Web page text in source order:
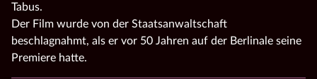
Tabus.
Der Film wurde von der Staatsanwaltschaft
beschlagnahmt, als er vor 50 Jahren auf der Berlinale seine
Premiere hatte.